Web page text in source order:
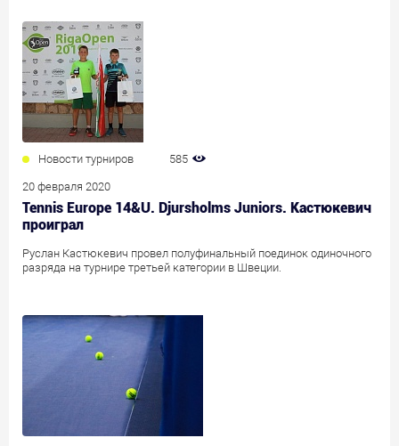
Новости турниров 585
20 февраля 2020
Tennis Europe 14&U. Djursholms Juniors. Кастюкевич
проиграл
Руслан Кастюкевич провел полуфинальный поединок одиночного
разряда на турнире третьей категории в Швеции.